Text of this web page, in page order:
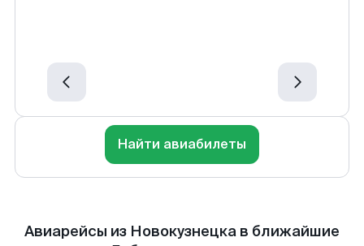
Найти авиабилеты
Авиарейсы из Новокузнецка в ближайшие